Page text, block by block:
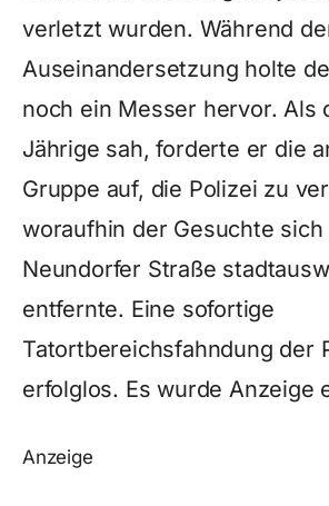
verletzt wurden. Während
Auseinandersetzung holte
noch ein Messer hervor. Als
Jährige sah, forderte er die
Gruppe auf, die Polizei zu
woraufhin der Gesuchte sich
Neundorfer Straße
entfernte. Eine sofortige
Tatortbereichsfahndung der
erfolglos. Es wurde Anzeige
Anzeige